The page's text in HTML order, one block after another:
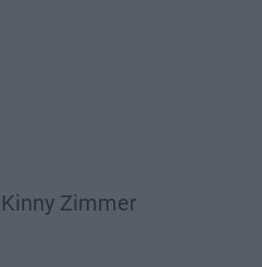
Kinny Zimmer